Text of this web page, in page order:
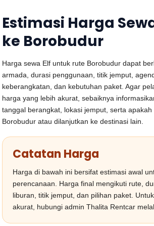
Estimasi Harga
ke Borobudur
Harga sewa Elf untuk rute Borobudur dapat
armada, durasi penggunaan, titik jemput,
keberangkatan, dan kebutuhan paket. Agar
harga yang lebih akurat, sebaiknya
tanggal berangkat, lokasi jemput, serta
Borobudur atau dilanjutkan ke destinasi lain.
Catatan Harga
Harga di bawah ini bersifat estimasi awal
perencanaan. Harga final mengikuti rute,
liburan, titik jemput, dan pilihan paket.
akurat, hubungi admin Thalita Rentcar